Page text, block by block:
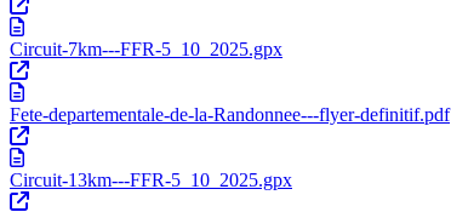
Circuit-7km---FFR-5_10_2025.gpx
Fete-departementale-de-la-Randonnee---flyer-definitif.pdf
Circuit-13km---FFR-5_10_2025.gpx